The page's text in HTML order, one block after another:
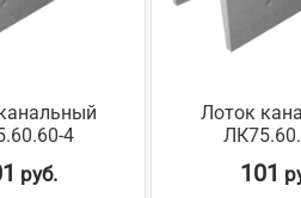
4
руб.
Лоток
101